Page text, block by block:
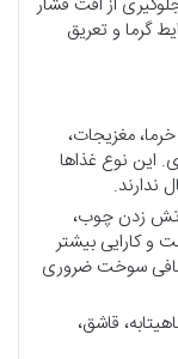
گرما و تعریق
خرما، مغزیجات،
این نوع غذاها
ندارند.
زدن چوب،
و کارایی بیشتر
سوخت ضروری
قاشق،